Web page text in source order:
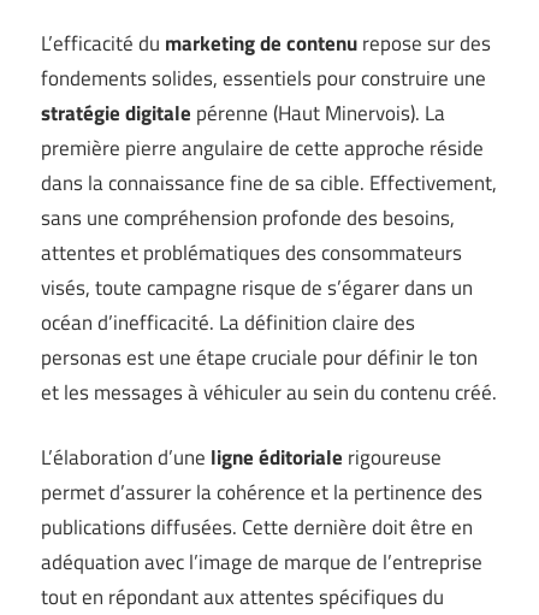
L’efficacité du marketing de contenurepose sur des
fondements solides, essentiels pour construire une
stratégie digitale pérenne (Haut Minervois). La
première pierre angulaire de cette approche réside
dans la connaissance fine de sa cible. Effectivement,
sans une compréhension profonde des besoins,
attentes et problématiques des consommateurs
visés, toute campagne risque de s’égarer dans un
océan d’inefficacité. La définition claire des
personas est une étape cruciale pour définir le ton
et les messages à véhiculer au sein du contenu créé.
L’élaboration d’une ligne éditoriale rigoureuse
permet d’assurer la cohérence et la pertinence des
publications diffusées. Cette dernière doit être en
adéquation avec l’image de marque de l’entreprise
tout en répondant aux attentes spécifiques du